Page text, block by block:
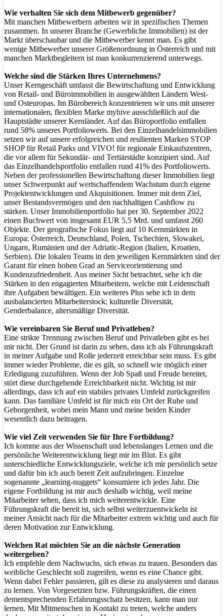
Wie verhalten Sie sich dem Mitbewerb gegenüber?
Mit manchen Mitbewerbern arbeiten wir in spezifischen Themen
zusammen. In unserer Branche (Gewerbliche Immobilien) ist der
Markt überschaubar und die Mitbewerber kennt man. Es gibt
wenige Mitbewerber unserer Größenordnung in Österreich und mit
manchen Marktbegleitern ist man konkurrenzierend unterwegs.
Welche sind die Stärken Ihres Unternehmens?
Unser Kerngeschäft umfasst die Bewirtschaftung und Entwicklung
von Retail- und Büroimmobilien in ausgewählten Ländern West-
und Osteuropas. Im Bürobereich konzentrieren wir uns mit unserer
internationalen, flexiblen Marke myhive ausschließlich auf die
Hauptstädte unserer Kernländer. Auf das Büroportfolio entfallen
rund 58% unseres Portfoliowerts. Bei den Einzelhandelsimmobilien
setzen wir auf unsere erfolgreichen und resilienten Marken STOP
SHOP für Retail Parks und VIVO! für regionale Einkaufszentren,
die vor allem für Sekundär- und Tertiärstädte konzipiert sind. Auf
das Einzelhandelsportfolio entfallen rund 41% des Portfoliowerts.
Neben der professionellen Bewirtschaftung dieser Immobilien liegt
unser Schwerpunkt auf wertschaffendem Wachstum durch eigene
Projektentwicklungen und Akquisitionen. Immer mit dem Ziel,
unser Bestandsvermögen und den nachhaltigen Cashflow zu
stärken. Unser Immobilienportfolio hat per 30. September 2022
einen Buchwert von insgesamt EUR 5,5 Mrd. und umfasst 260
Objekte. Der geografische Fokus liegt auf 10 Kernmärkten in
Europa: Österreich, Deutschland, Polen, Tschechien, Slowakei,
Ungarn, Rumänien und der Adriatic-Region (Italien, Kroatien,
Serbien). Die lokalen Teams in den jeweiligen Kernmärkten sind der
Garant für einen hohen Grad an Serviceorientierung und
Kundenzufriedenheit. Aus meiner Sicht betrachtet, sehe ich die
Stärken in den engagierten Mitarbeitern, welche mit Leidenschaft
ihre Aufgaben bewältigen. Ein weiteres Plus sehe ich in dem
ausbalancierten Mitarbeiterstock; kulturelle Diversität,
Genderbalance, altersmäßige Diversität.
Wie vereinbaren Sie Beruf und Privatleben?
Eine strikte Trennung zwischen Beruf und Privatleben gibt es bei
mir nicht. Der Grund ist darin zu sehen, dass ich als Führungskraft
in meiner Aufgabe und Rolle jederzeit erreichbar sein muss. Es gibt
immer wieder Probleme, die es gilt, so schnell wie möglich einer
Erledigung zuzuführen. Wenn der Job Spaß und Freude bereitet,
stört diese durchgehende Erreichbarkeit nicht. Wichtig ist mir
allerdings, dass ich auf ein stabiles privates Umfeld zurückgreifen
kann. Das familiäre Umfeld ist für mich ein Ort der Ruhe und
Geborgenheit, wobei mein Mann und meine beiden Kinder
wesentlich dazu beitragen.
Wie viel Zeit verwenden Sie für Ihre Fortbildung?
Ich komme aus der Wissenschaft und lebenslanges Lernen und die
persönliche Weiterentwicklung liegt mir im Blut. Es gibt
unterschiedliche Entwicklungsziele, welche ich mir persönlich setze
und dafür bin ich auch bereit Zeit aufzubringen. Einzelne
sogenannte „learning-nuggets“ konsumiere ich jedes Jahr. Die
eigene Fortbildung ist mir auch deshalb wichtig, weil meine
Mitarbeiter sehen, dass ich mich weiterentwickle. Eine
Führungskraft die bereit ist, sich selbst weiterzuentwickeln ist
meiner Ansicht nach für die Mitarbeiter extrem wichtig und auch für
deren Motivation zur Entwicklung.
Welchen Rat möchten Sie an die nächste Generation
weitergeben?
Ich empfehle dem Nachwuchs, sich etwas zu trauen. Besonders das
weibliche Geschlecht soll zugreifen, wenn es eine Chance gibt.
Wenn dabei Fehler passieren, gilt es diese zu analysieren und daraus
zu lernen. Von Vorgesetzten bzw. Führungskräften, die einen
dementsprechenden Erfahrungsschatz besitzen, kann man nur
lernen. Mit Mitmenschen in Kontakt zu treten, welche anders